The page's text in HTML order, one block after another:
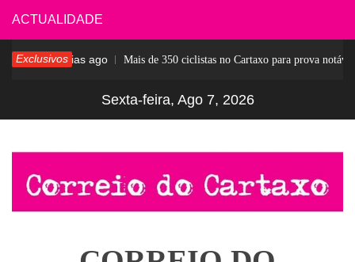
Skip
to
content
ACTUALIDADE
Exclusivos5 dias ago Mais de 350 ciclistas no Cartaxo para prova notável
Sexta-feira, Ago 7, 2026